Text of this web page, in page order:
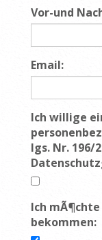
Vor-und
Email:
Ich willige
lgs. Nr. 196/
Ich
bekommen: